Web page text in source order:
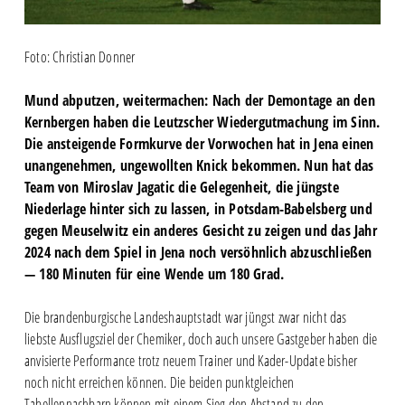
Foto: Christian Donner
Mund abputzen, weitermachen: Nach der Demontage an den
Kernbergen haben die Leutzscher Wiedergutmachung im Sinn.
Die ansteigende Formkurve der Vorwochen hat in Jena einen
unangenehmen, ungewollten Knick bekommen. Nun hat das
Team von Miroslav Jagatic die Gelegenheit, die jüngste
Niederlage hinter sich zu lassen, in Potsdam-Babelsberg und
gegen Meuselwitz ein anderes Gesicht zu zeigen und das Jahr
2024 nach dem Spiel in Jena noch versöhnlich abzuschließen
— 180 Minuten für eine Wende um 180 Grad.
Die brandenburgische Landeshauptstadt war jüngst zwar nicht das
liebste Ausflugsziel der Chemiker, doch auch unsere Gastgeber haben die
anvisierte Performance trotz neuem Trainer und Kader-Update bisher
noch nicht erreichen können. Die beiden punktgleichen